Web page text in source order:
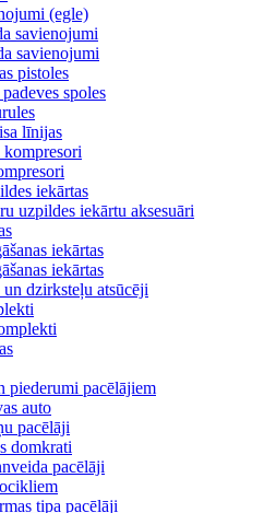
(egle)
savienojumi
savienojumi
pistoles
spoles
līnijas
kompresori
iekārtas
uzpildes iekārtu aksesuāri
iekārtas
iekārtas
dzirksteļu atsūcēji
piederumi pacēlājiem
auto
pacēlāji
domkrati
pacēlāji
tipa pacēlāji